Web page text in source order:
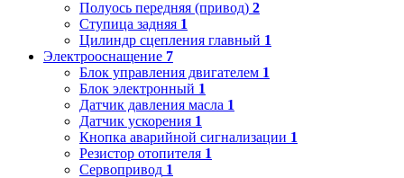
Полуось передняя (привод) 2
Ступица задняя 1
Цилиндр сцепления главный 1
Электрооснащение 7
Блок управления двигателем 1
Блок электронный 1
Датчик давления масла 1
Датчик ускорения 1
Кнопка аварийной сигнализации 1
Резистор отопителя 1
Сервопривод 1